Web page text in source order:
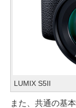
LUMIX S5II
また、共通の基